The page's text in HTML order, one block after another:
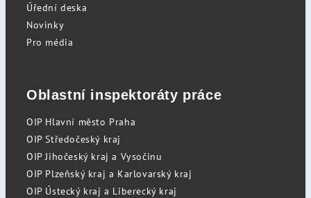
Úřední deska
Novinky
Pro média
Oblastní inspektoráty práce
OIP Hlavní město Praha
OIP Středočeský kraj
OIP Jihočeský kraj a Vysočinu
OIP Plzeňský kraj a Karlovarský kraj
OIP Ústecký kraj a Liberecký kraj